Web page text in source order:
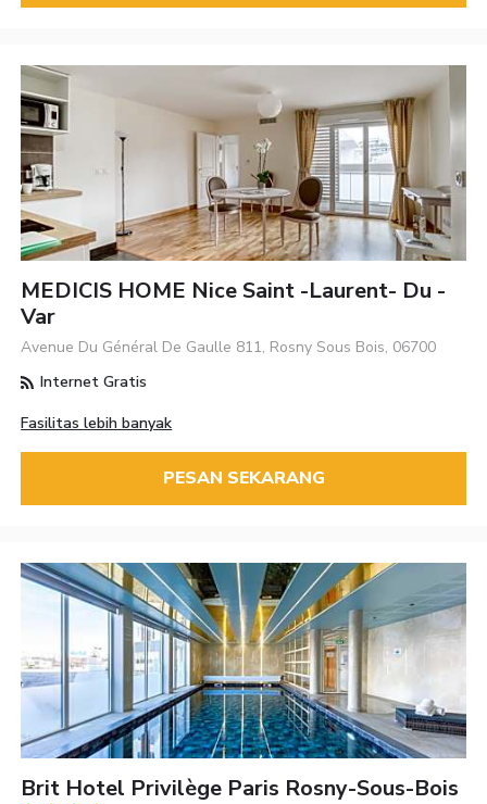
MEDICIS HOME Nice Saint -Laurent- Du -
Var
Avenue Du Général De Gaulle 811, Rosny Sous Bois, 06700
Internet Gratis
Fasilitas lebih banyak
PESAN SEKARANG
Brit Hotel Privilège Paris Rosny-Sous-Bois